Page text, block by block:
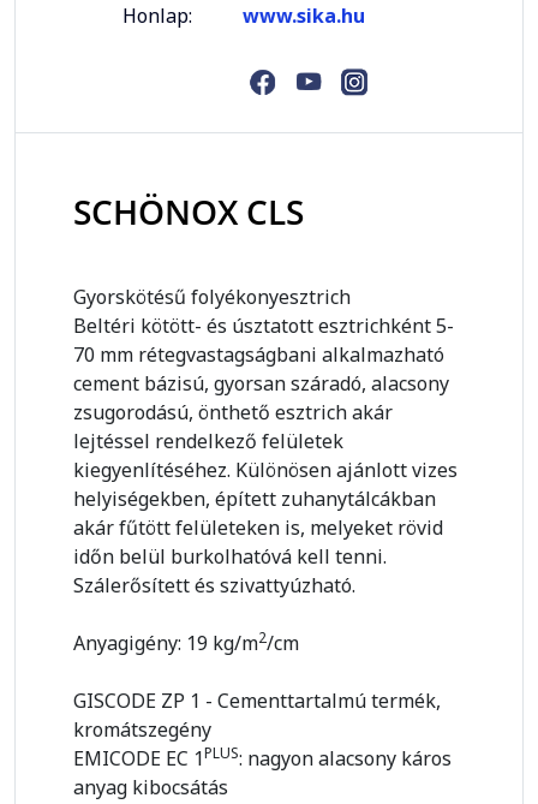
Honlap:
www.sika.hu
SCHÖNOX CLS
Gyorskötésű folyékonyesztrich
Beltéri kötött- és úsztatott esztrichként 5-
70 mm rétegvastagságbani alkalmazható
cement bázisú, gyorsan száradó, alacsony
zsugorodású, önthető esztrich akár
lejtéssel rendelkező felületek
kiegyenlítéséhez. Különösen ajánlott vizes
helyiségekben, épített zuhanytálcákban
akár fűtött felületeken is, melyeket rövid
időn belül burkolhatóvá kell tenni.
Szálerősített és szivattyúzható.
Anyagigény: 19 kg/m2/cm
GISCODE ZP 1 - Cementtartalmú termék,
kromátszegény
EMICODE EC 1PLUS: nagyon alacsony káros
anyag kibocsátás